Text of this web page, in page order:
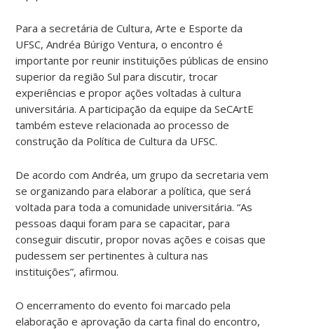
Para a secretária de Cultura, Arte e Esporte da
UFSC, Andréa Búrigo Ventura, o encontro é
importante por reunir instituições públicas de ensino
superior da região Sul para discutir, trocar
experiências e propor ações voltadas à cultura
universitária. A participação da equipe da SeCArtE
também esteve relacionada ao processo de
construção da Política de Cultura da UFSC.
De acordo com Andréa, um grupo da secretaria vem
se organizando para elaborar a política, que será
voltada para toda a comunidade universitária. “As
pessoas daqui foram para se capacitar, para
conseguir discutir, propor novas ações e coisas que
pudessem ser pertinentes à cultura nas
instituições”, afirmou.
O encerramento do evento foi marcado pela
elaboração e aprovação da carta final do encontro,